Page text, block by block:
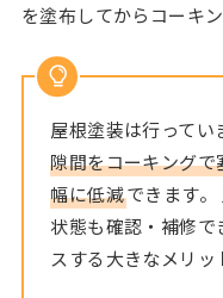
を塗布してからコーキ
屋根塗装は行ってい
隙間をコーキング
幅に低減できます
状態も確認・補修
スする大きなメリッ